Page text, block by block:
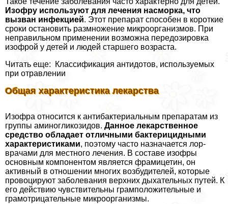
Изофру используют для лечения насморка, что
вызван инфекцией. Этот препарат способен в короткие
сроки остановить размножение микроорганизмов. При
неправильном применении возможна передозировка
изофрой у детей и людей старшего возраста.
Читать еще: Классификация антидотов, используемых
при отравлении
Общая хаpaктеристика лекарства
Изофра относится к антибактериальным препаратам из
группы аминогликозидов. Данное лекарственное
средство обладает отличными бактерицидными
хаpaктеристиками, поэтому часто назначается лор-
врачами для местного лечения. В составе изофры
основным компонентом является фрамицетин, он
активный в отношении многих возбудителей, которые
провоцируют заболевания верхних дыхательных путей. К
его действию чувствительны грамположительные и
грамотрицательные микроорганизмы.